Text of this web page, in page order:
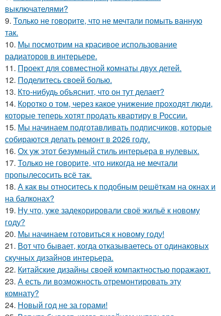
выключателями?
9. Только не говорите, что не мечтали помыть ванную
так.
10. Мы посмотрим на красивое использование
радиаторов в интерьере.
11. Проект для совместной комнаты двух детей.
12. Поделитесь своей болью.
13. Кто-нибудь объяснит, что он тут делает?
14. Коротко о том, через какое унижение проходят люди,
которые теперь хотят продать квартиру в России.
15. Мы начинаем подготавливать подписчиков, которые
собираются делать ремонт в 2026 году.
16. Ох уж этот безумный стиль интерьера в нулевых.
17. Только не говорите, что никогда не мечтали
пропылесосить всё так.
18. А как вы относитесь к подобным решёткам на окнах и
на балконах?
19. Ну что, уже задекорировали своё жильё к новому
году?
20. Мы начинаем готовиться к новому году!
21. Вот что бывает, когда отказываетесь от одинаковых
скучных дизайнов интерьера.
22. Китайские дизайны своей компактностью поражают.
23. А есть ли возможность отремонтировать эту
комнату?
24. Новый год не за горами!